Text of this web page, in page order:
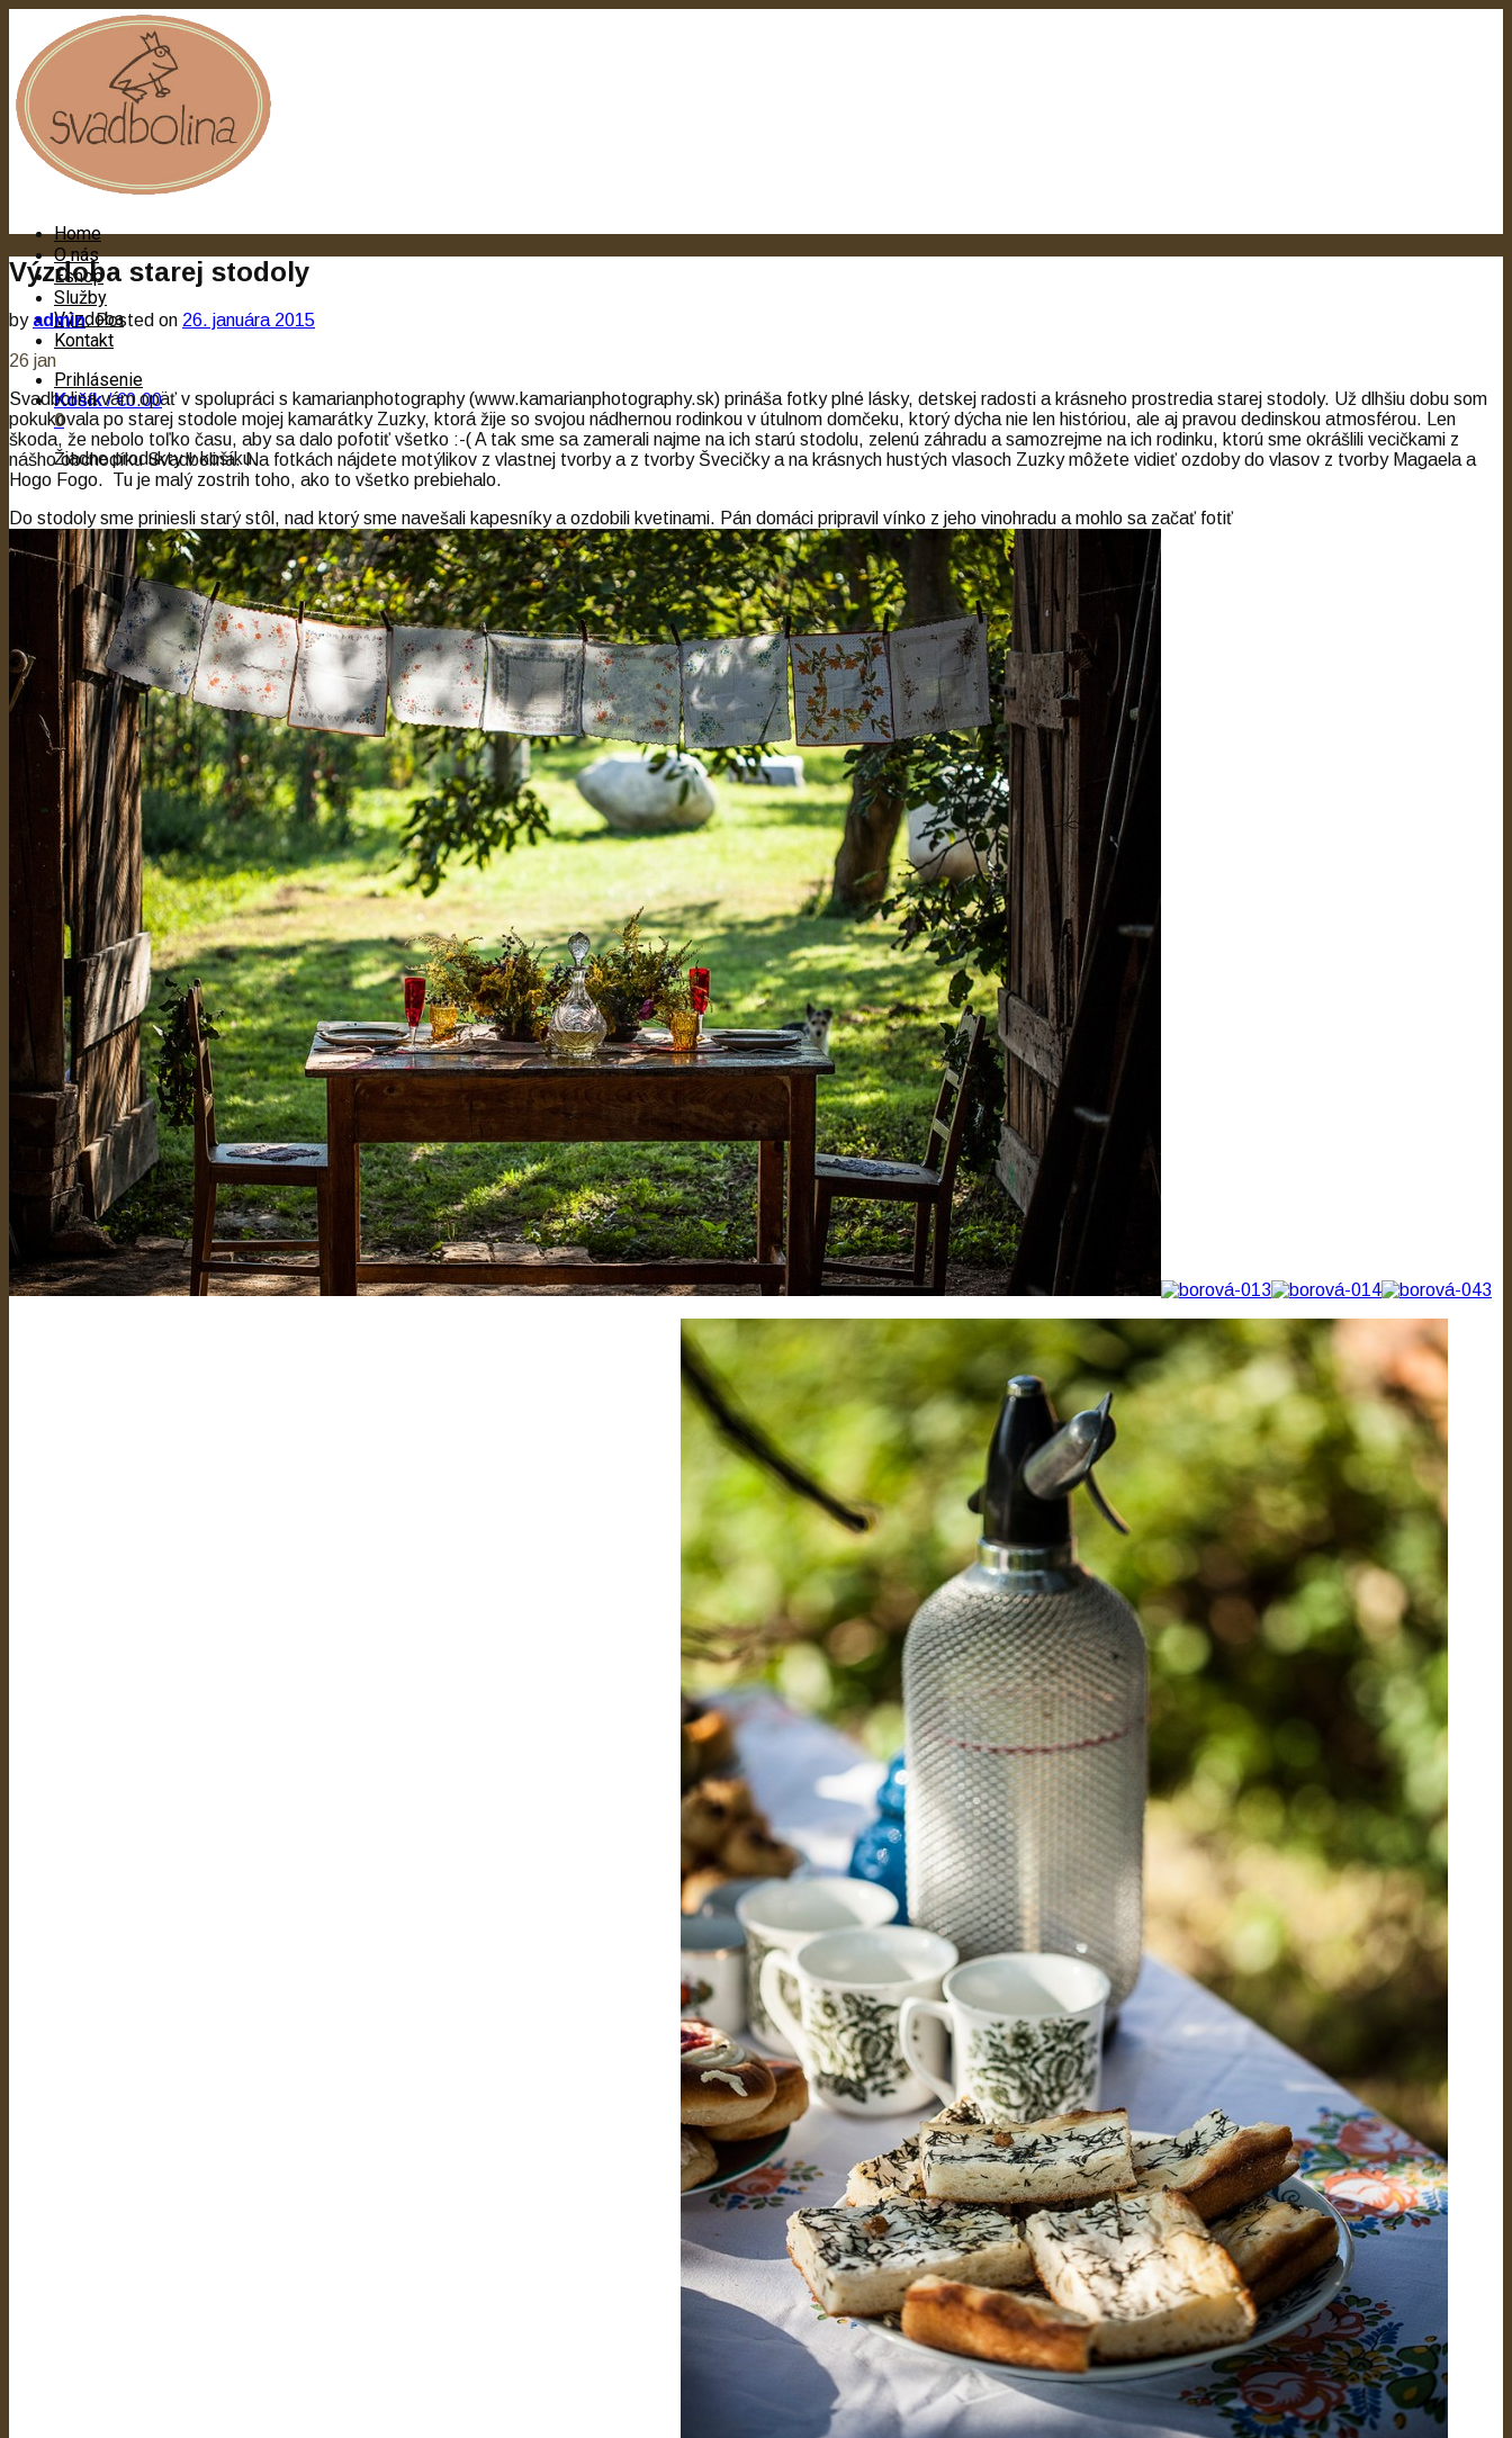
Home
O nás
Eshop
Služby
Výzdoba
Kontakt
Prihlásenie
Košík /€0.00
0
Žiadne produkty v košíku.
Výzdoba starej stodoly
by admin.Posted on 26. januára 2015
26 jan
Svadbolina vám opäť v spolupráci s kamarianphotography (www.kamarianphotography.sk) prináša fotky plné lásky, detskej radosti a krásneho prostredia starej stodoly. Už dlhšiu dobu som
pokukovala po starej stodole mojej kamarátky Zuzky, ktorá žije so svojou nádhernou rodinkou v útulnom domčeku, ktorý dýcha nie len históriou, ale aj pravou dedinskou atmosférou. Len
škoda, že nebolo toľko času, aby sa dalo pofotiť všetko :-( A tak sme sa zamerali najme na ich starú stodolu, zelenú záhradu a samozrejme na ich rodinku, ktorú sme okrášlili vecičkami z
nášho obchodíku Svadbolina. Na fotkách nájdete motýlikov z vlastnej tvorby a z tvorby Švecičky a na krásnych hustých vlasoch Zuzky môžete vidieť ozdoby do vlasov z tvorby Magaela a
Hogo Fogo. Tu je malý zostrih toho, ako to všetko prebiehalo.
Do stodoly sme priniesli starý stôl, nad ktorý sme navešali kapesníky a ozdobili kvetinami. Pán domáci pripravil vínko z jeho vinohradu a mohlo sa začať fotiť